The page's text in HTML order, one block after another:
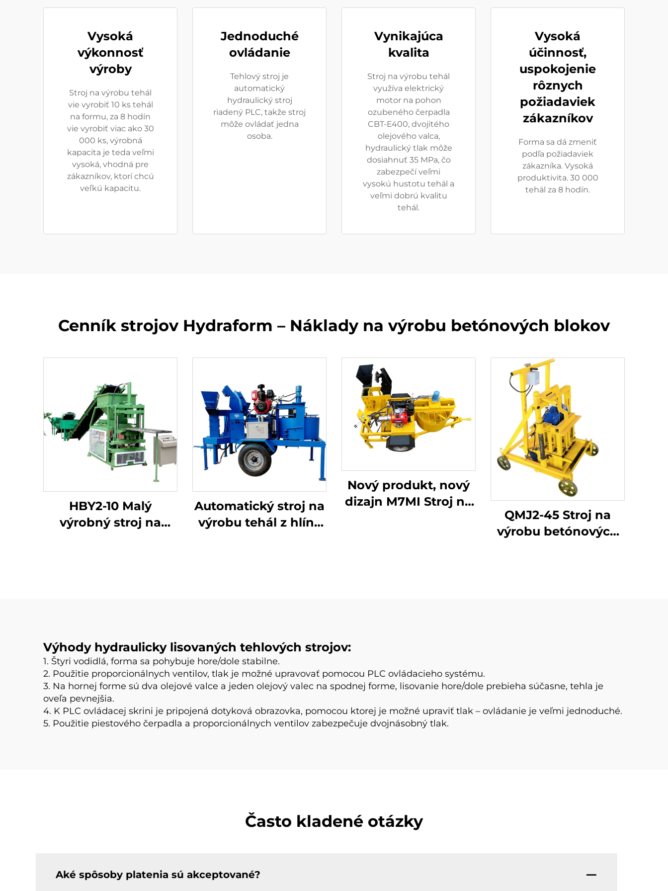
Vysoká
výkonnosť
výroby
Stroj na výrobu tehál
vie vyrobiť 10 ks tehál
na formu, za 8 hodín
vie vyrobiť viac ako 30
000 ks, výrobná
kapacita je teda veľmi
vysoká, vhodná pre
zákazníkov, ktorí chcú
veľkú kapacitu.
Jednoduché
ovládanie
Tehlový stroj je
automatický
hydraulický stroj
riadený PLC, takže stroj
môže ovládať jedna
osoba.
Vynikajúca
kvalita
Stroj na výrobu tehál
využíva elektrický
motor na pohon
ozubeného čerpadla
CBT-E400, dvojitého
olejového valca,
hydraulický tlak môže
dosiahnuť 35 MPa, čo
zabezpečí veľmi
vysokú hustotu tehál a
veľmi dobrú kvalitu
tehál.
Vysoká
účinnosť,
uspokojenie
rôznych
požiadaviek
zákazníkov
Forma sa dá zmeniť
podľa požiadaviek
zákazníka. Vysoká
produktivita. 30 000
tehál za 8 hodín.
Cenník strojov Hydraform – Náklady na výrobu betónových blokov
HBY2-10 Malý
výrobný stroj na
Automatický stroj na
výrobu tehál z hlíny
Nový produkt, nový
dizajn M7MI Stroj na
QMJ2-45 Stroj na
výrobu betónových
Výhody hydraulicky lisovaných tehlových strojov:
1. Štyri vodidlá, forma sa pohybuje hore/dole stabilne.
2. Použitie proporcionálnych ventilov, tlak je možné upravovať pomocou PLC ovládacieho systému.
3. Na hornej forme sú dva olejové valce a jeden olejový valec na spodnej forme, lisovanie hore/dole prebieha súčasne, tehla je
oveľa pevnejšia.
4. K PLC ovládacej skrini je pripojená dotyková obrazovka, pomocou ktorej je možné upraviť tlak – ovládanie je veľmi jednoduché.
5. Použitie piestového čerpadla a proporcionálnych ventilov zabezpečuje dvojnásobný tlak.
Často kladené otázky
Aké spôsoby platenia sú akceptované?